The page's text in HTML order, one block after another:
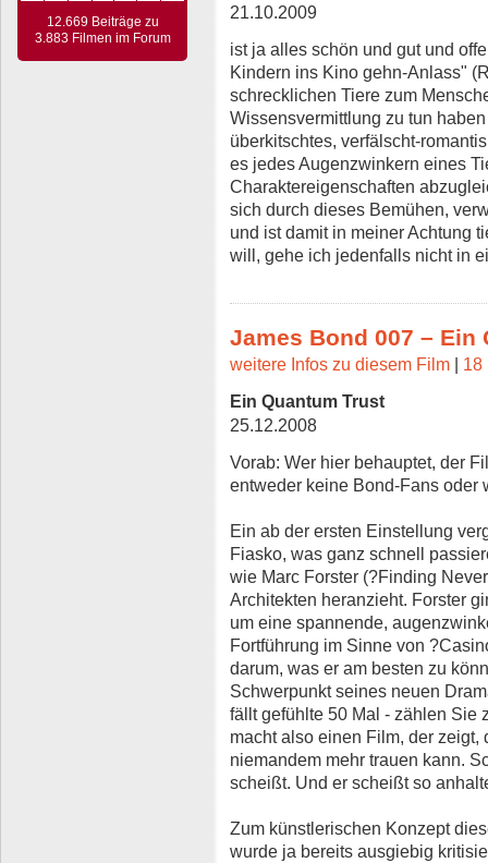
12.669 Beiträge zu
3.883 Filmen im Forum
21.10.2009
ist ja alles schön und gut und
Kindern ins Kino gehn-Anlass"
schrecklichen Tiere zum
Wissensvermittlung zu tun
überkitschtes, verfälscht-
es jedes Augenzwinkern eines
Charaktereigenschaften
sich durch dieses Bemühen,
und ist damit in meiner Achtung
will, gehe ich jedenfalls nicht in
James Bond 007 – Ein
weitere Infos zu diesem Film
18
Ein Quantum Trust
25.12.2008
Vorab: Wer hier behauptet, der
entweder keine Bond-Fans oder
Ein ab der ersten Einstellung
Fiasko, was ganz schnell
wie Marc Forster (?Finding
Architekten heranzieht. Forster
um eine spannende,
Fortführung im Sinne von
darum, was er am besten zu
Schwerpunkt seines neuen
fällt gefühlte 50 Mal - zählen Sie
macht also einen Film, der
niemandem mehr trauen kann.
scheißt. Und er scheißt so
Zum künstlerischen Konzept
wurde ja bereits ausgiebig